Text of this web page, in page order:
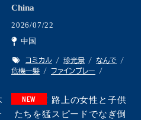
China
2026/07/22
中国
コミカル 珍光景
なんで
危機一髪
ファインプレー
NEW